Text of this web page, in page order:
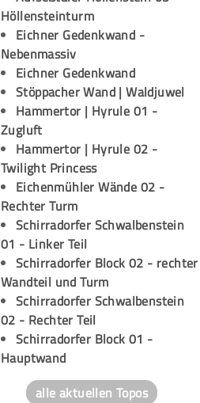
Höllensteinturm
Eichner Gedenkwand -
Nebenmassiv
Eichner Gedenkwand
Stöppacher Wand | Waldjuwel
Hammertor | Hyrule 01 -
Zugluft
Hammertor | Hyrule 02 -
Twilight Princess
Eichenmühler Wände 02 -
Rechter Turm
Schirradorfer Schwalbenstein
01 - Linker Teil
Schirradorfer Block 02 - rechter
Wandteil und Turm
Schirradorfer Schwalbenstein
02 - Rechter Teil
Schirradorfer Block 01 -
Hauptwand
alle aktuellen Topos